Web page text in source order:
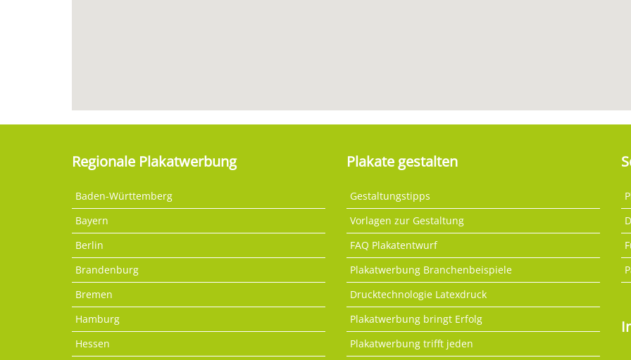
Regionale Plakatwerbung
Baden-Württemberg
Bayern
Berlin
Brandenburg
Bremen
Hamburg
Hessen
Plakate gestalten
Gestaltungstipps
Vorlagen zur Gestaltung
FAQ Plakatentwurf
Plakatwerbung Branchenbeispiele
Drucktechnologie Latexdruck
Plakatwerbung bringt Erfolg
Plakatwerbung trifft jeden